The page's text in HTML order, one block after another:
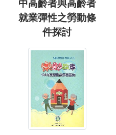
中高齡者與高齡者
就業彈性之勞動條
件探討